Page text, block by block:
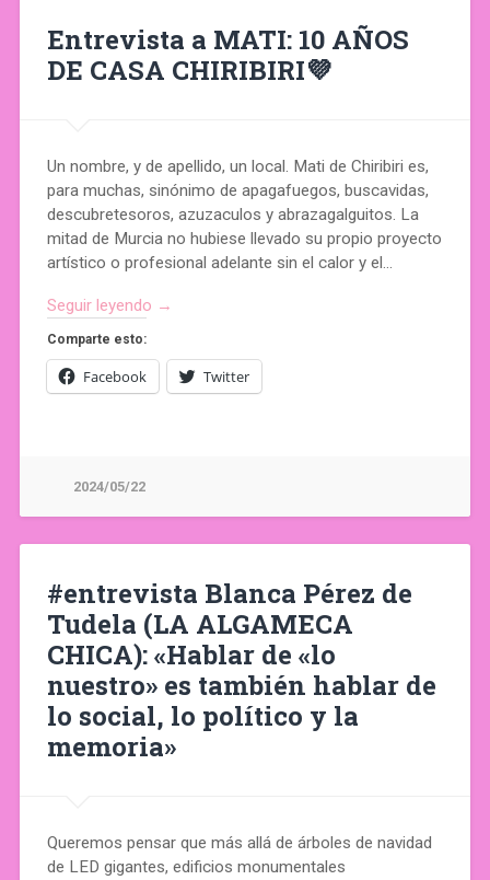
Entrevista a MATI: 10 AÑOS
DE CASA CHIRIBIRI💜
Un nombre, y de apellido, un local. Mati de Chiribiri es,
para muchas, sinónimo de apagafuegos, buscavidas,
descubretesoros, azuzaculos y abrazagalguitos. La
mitad de Murcia no hubiese llevado su propio proyecto
artístico o profesional adelante sin el calor y el…
Seguir leyendo →
Comparte esto:
Facebook Twitter
2024/05/22
#entrevista Blanca Pérez de
Tudela (LA ALGAMECA
CHICA): «Hablar de «lo
nuestro» es también hablar de
lo social, lo político y la
memoria»
Queremos pensar que más allá de árboles de navidad
de LED gigantes, edificios monumentales